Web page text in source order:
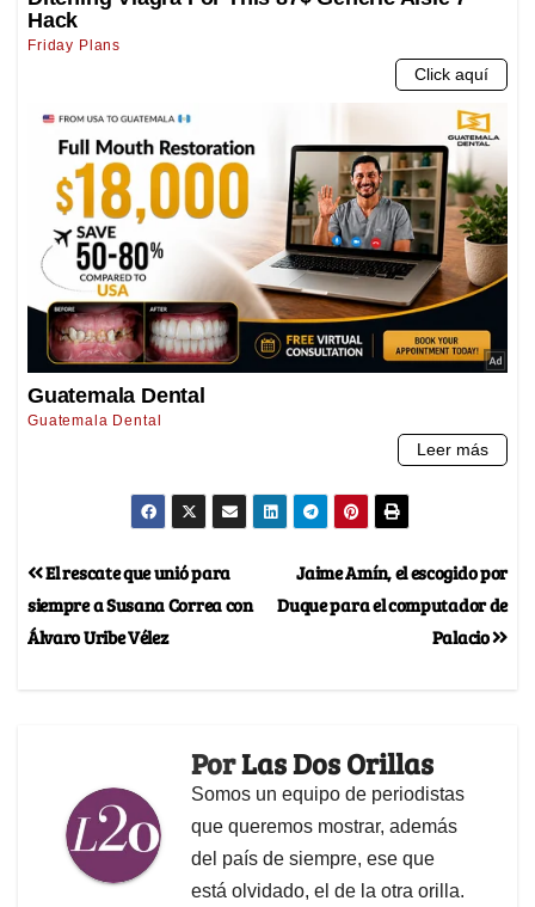
Jaime Amín, el escogido por
Duque para el computador de
Palacio
El rescate que unió para
siempre a Susana Correa con
Álvaro Uribe Vélez
PorLas Dos Orillas
Somos un equipo de periodistas
que queremos mostrar, además
del país de siempre, ese que
está olvidado, el de la otra orilla.